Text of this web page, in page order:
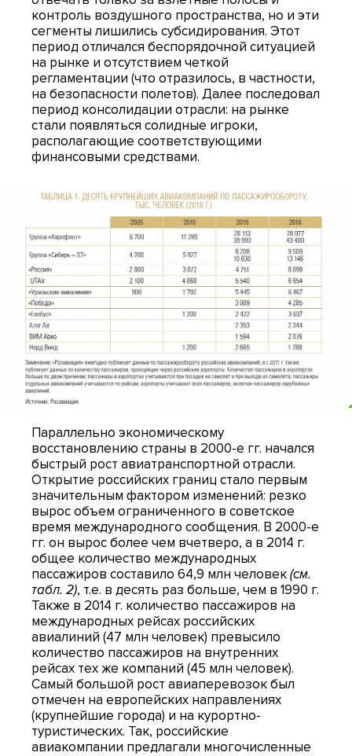
контроль воздушного пространства, но и эти
сегменты лишились субсидирования. Этот
период отличался беспорядочной ситуацией
на рынке и отсутствием четкой
регламентации (что отразилось, в частности,
на безопасности полетов). Далее последовал
период консолидации отрасли: на рынке
стали появляться солидные игроки,
располагающие соответствующими
финансовыми средствами.
Параллельно экономическому
восстановлению страны в 2000-е гг. начался
быстрый рост авиатранспортной отрасли.
Открытие российских границ стало первым
значительным фактором изменений: резко
вырос объем ограниченного в советское
время международного сообщения. В 2000-е
гг. он вырос более чем вчетверо, а в 2014 г.
общее количество международных
пассажиров составило 64,9 млн человек(см.
табл. 2), т.е. в десять раз больше, чем в 1990 г.
Также в 2014 г. количество пассажиров на
международных рейсах российских
авиалиний (47 млн человек) превысило
количество пассажиров на внутренних
рейсах тех же компаний (45 млн человек).
Самый большой рост авиаперевозок был
отмечен на европейских направлениях
(крупнейшие города) и на курортно-
туристических. Так, российские
авиакомпании предлагали многочисленные